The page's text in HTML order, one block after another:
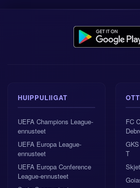
HUIPPULIIGAT
UEFA Champions League-
ennusteet
UEFA Europa League-
ennusteet
UEFA Europa Conference
League-ennusteet
FC
T